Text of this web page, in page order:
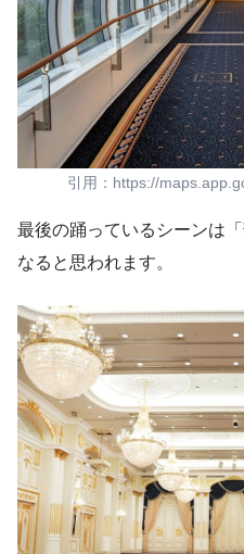
引用：https://
最後の踊っているシーンは
なると思われます。